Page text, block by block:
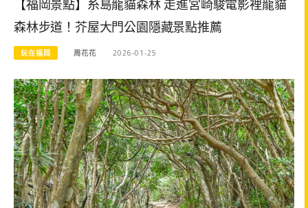
【福岡景點】糸島龍貓森林 走進宮崎駿電影裡龍貓
森林步道！芥屋大門公園隱藏景點推薦
玩在福岡 周花花 2026-01-25